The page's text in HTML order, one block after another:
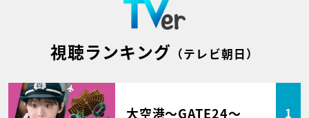
視聴ランキング （テレビ朝日）
大空港～GATE24～ 1